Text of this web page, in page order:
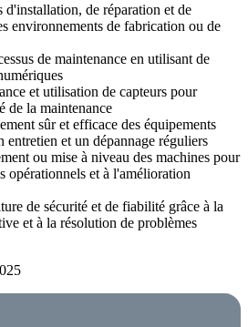
d'installation, de réparation et de
environnements de fabrication ou de
de maintenance en utilisant de
et utilisation de capteurs pour
de la maintenance
sûr et efficace des équipements
entretien et un dépannage réguliers
ou mise à niveau des machines pour
opérationnels et à l'amélioration
de sécurité et de fiabilité grâce à la
et à la résolution de problèmes